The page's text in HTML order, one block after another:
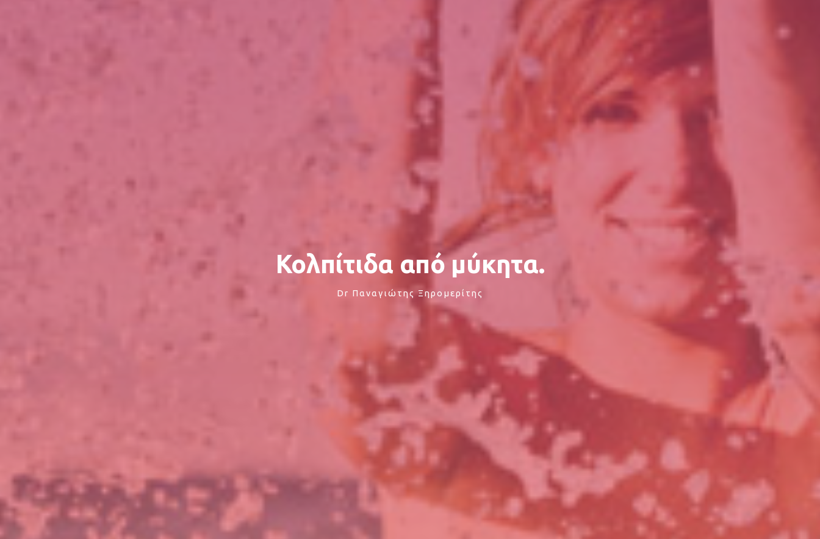
Κολπίτιδα από μύκητα.
Dr Παναγιώτης Ξηρομερίτης